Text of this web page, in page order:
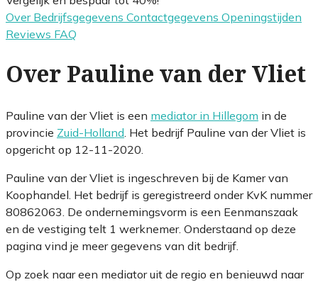
Over Bedrijfsgegevens Contactgegevens Openingstijden
Reviews FAQ
Over Pauline van der Vliet
Pauline van der Vliet is een mediator in Hillegom in de
provincie Zuid-Holland . Het bedrijf Pauline van der Vliet is
opgericht op 12-11-2020.
Pauline van der Vliet is ingeschreven bij de Kamer van
Koophandel. Het bedrijf is geregistreerd onder KvK nummer
80862063. De ondernemingsvorm is een Eenmanszaak
en de vestiging telt 1 werknemer. Onderstaand op deze
pagina vind je meer gegevens van dit bedrijf.
Op zoek naar een mediator uit de regio en benieuwd naar